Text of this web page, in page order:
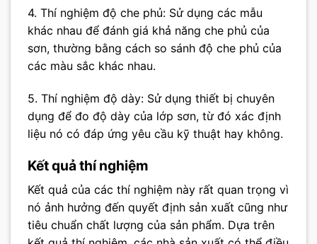
4. Thí nghiệm độ che phủ: Sử dụng các mẫu
khác nhau để đánh giá khả năng che phủ của
sơn, thường bằng cách so sánh độ che phủ của
các màu sắc khác nhau.
5. Thí nghiệm độ dày: Sử dụng thiết bị chuyên
dụng để đo độ dày của lớp sơn, từ đó xác định
liệu nó có đáp ứng yêu cầu kỹ thuật hay không.
Kết quả thí nghiệm
Kết quả của các thí nghiệm này rất quan trọng vì
nó ảnh hưởng đến quyết định sản xuất cũng như
tiêu chuẩn chất lượng của sản phẩm. Dựa trên